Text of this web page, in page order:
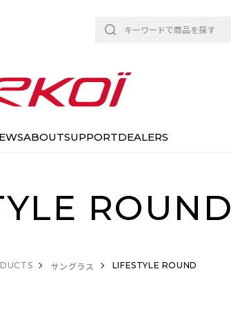
ABOUTSUPPORTDEALERS
ROUND
サングラス LIFESTYLE ROUND